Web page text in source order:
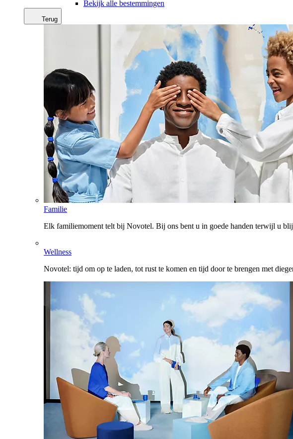
Bekijk alle bestemmingen
Terug
Familie
Elk familiemoment telt bij Novotel. Bij ons bent u in goede handen terwijl u
Wellness
Novotel: tijd om op te laden, tot rust te komen en tijd door te brengen met